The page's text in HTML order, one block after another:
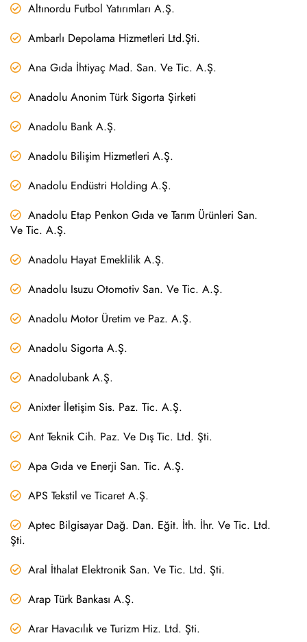
Altınordu Futbol Yatırımları A.Ş.
Ambarlı Depolama Hizmetleri Ltd.Şti.
Ana Gıda İhtiyaç Mad. San. Ve Tic. A.Ş.
Anadolu Anonim Türk Sigorta Şirketi
Anadolu Bank A.Ş.
Anadolu Bilişim Hizmetleri A.Ş.
Anadolu Endüstri Holding A.Ş.
Anadolu Etap Penkon Gıda ve Tarım Ürünleri San.
Ve Tic. A.Ş.
Anadolu Hayat Emeklilik A.Ş.
Anadolu Isuzu Otomotiv San. Ve Tic. A.Ş.
Anadolu Motor Üretim ve Paz. A.Ş.
Anadolu Sigorta A.Ş.
Anadolubank A.Ş.
Anixter İletişim Sis. Paz. Tic. A.Ş.
Ant Teknik Cih. Paz. Ve Dış Tic. Ltd. Şti.
Apa Gıda ve Enerji San. Tic. A.Ş.
APS Tekstil ve Ticaret A.Ş.
Aptec Bilgisayar Dağ. Dan. Eğit. İth. İhr. Ve Tic. Ltd.
Şti.
Aral İthalat Elektronik San. Ve Tic. Ltd. Şti.
Arap Türk Bankası A.Ş.
Arar Havacılık ve Turizm Hiz. Ltd. Şti.